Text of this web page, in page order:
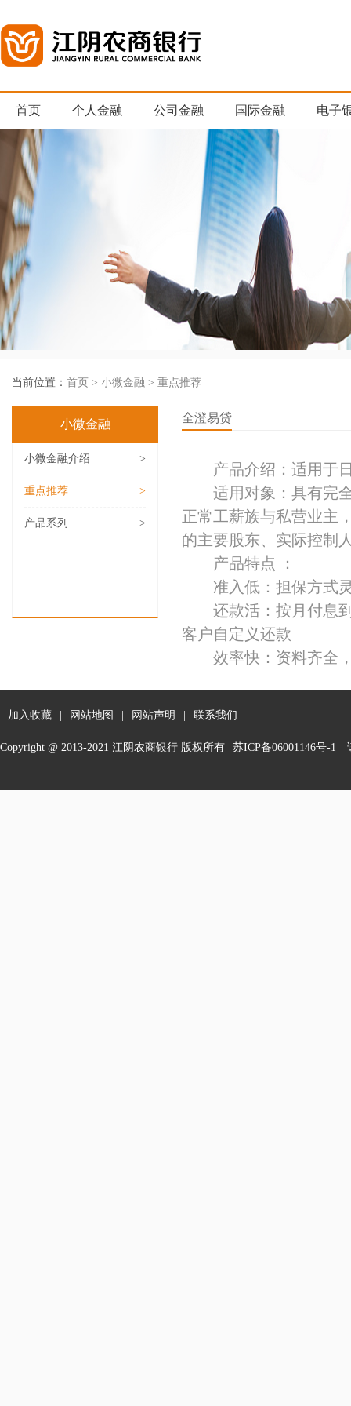
首页 个人金融 公司金融 国际金融 电子
当前位置： 首页 > 小微金融 > 重点推荐
小微金融
小微金融介绍 >
重点推荐 >
产品系列 >
全澄易贷
产品介绍：适用于日
适用对象：具有完全
正常工薪族与私营业主
的主要股东、实际控制
产品特点 ：
准入低：担保方式
还款活：按月付息到
客户自定义还款
效率快：资料齐全
加入收藏 网站地图 网站声明 联系我们
Copyright @ 2013-2021 江阴农商银行 版权所有 苏ICP备06001146号-1